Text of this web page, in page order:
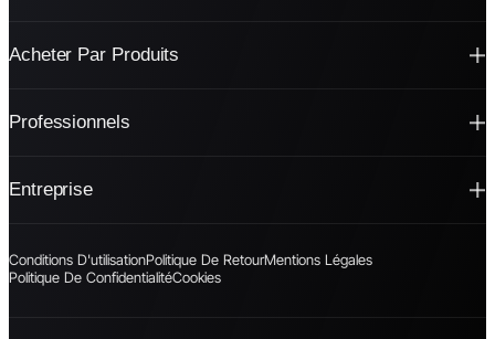
Acheter Par Produits
Professionnels
Entreprise
Conditions D'utilisationPolitique De RetourMentions Légales
Politique De ConfidentialitéCookies